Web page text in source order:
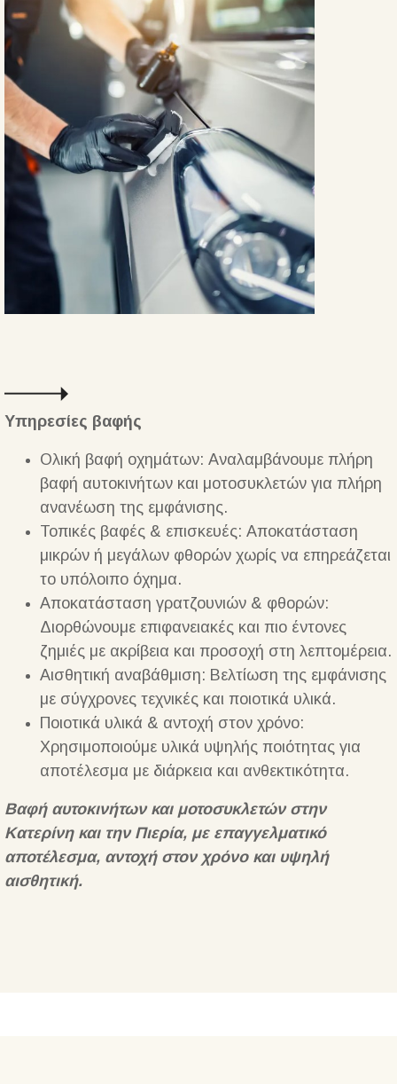
Υπηρεσίες βαφής
Ολική βαφή οχημάτων: Αναλαμβάνουμε πλήρη
βαφή αυτοκινήτων και μοτοσυκλετών για πλήρη
ανανέωση της εμφάνισης.
Τοπικές βαφές & επισκευές: Αποκατάσταση
μικρών ή μεγάλων φθορών χωρίς να επηρεάζεται
το υπόλοιπο όχημα.
Αποκατάσταση γρατζουνιών & φθορών:
Διορθώνουμε επιφανειακές και πιο έντονες
ζημιές με ακρίβεια και προσοχή στη λεπτομέρεια.
Αισθητική αναβάθμιση: Βελτίωση της εμφάνισης
με σύγχρονες τεχνικές και ποιοτικά υλικά.
Ποιοτικά υλικά & αντοχή στον χρόνο:
Χρησιμοποιούμε υλικά υψηλής ποιότητας για
αποτέλεσμα με διάρκεια και ανθεκτικότητα.
Βαφή αυτοκινήτων και μοτοσυκλετών στην
Κατερίνη και την Πιερία, με επαγγελματικό
αποτέλεσμα, αντοχή στον χρόνο και υψηλή
αισθητική.